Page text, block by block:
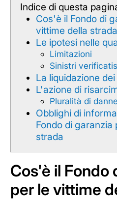
Indice di questa
Cos'è il Fondo di
vittime della strada
Le ipotesi nelle
Limitazioni
Sinistri
La liquidazione
L'azione di
Pluralità di
Obblighi di
Fondo di garanzia
strada
Cos'è il Fondo
per le vittime